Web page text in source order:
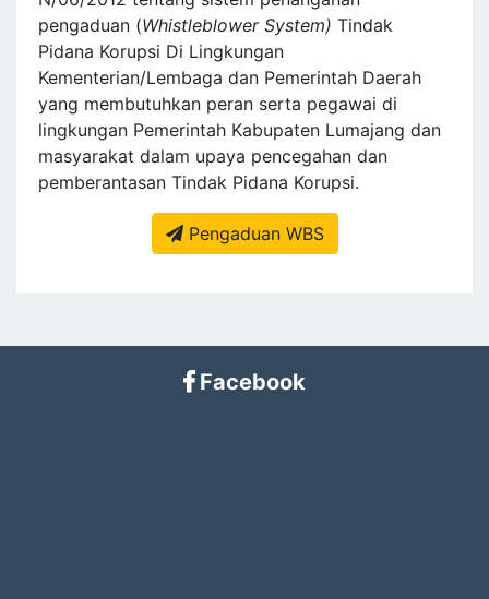
pengaduan (Whistleblower System) Tindak
Pidana Korupsi Di Lingkungan
Kementerian/Lembaga dan Pemerintah Daerah
yang membutuhkan peran serta pegawai di
lingkungan Pemerintah Kabupaten Lumajang dan
masyarakat dalam upaya pencegahan dan
pemberantasan Tindak Pidana Korupsi.
Pengaduan WBS
Facebook